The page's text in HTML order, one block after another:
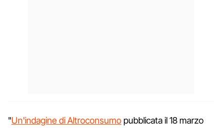
"Un'indagine di Altroconsumo pubblicata il 18 marzo